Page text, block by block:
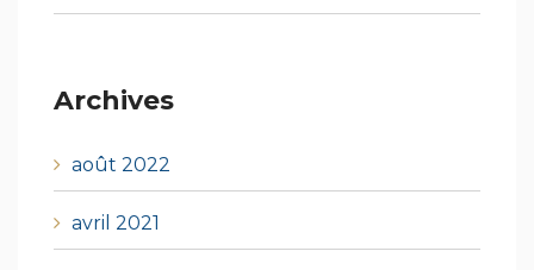
Archives
août 2022
avril 2021